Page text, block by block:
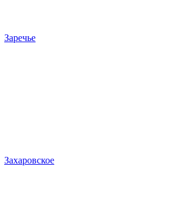
Заречье
Захаровское